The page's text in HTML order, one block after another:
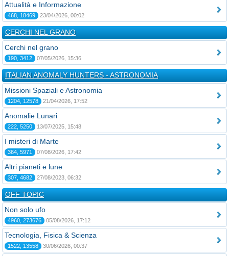
Attualità e Informazione
468, 18469 23/04/2026, 00:02
CERCHI NEL GRANO
Cerchi nel grano
190, 3412 07/05/2026, 15:36
ITALIAN ANOMALY HUNTERS - ASTRONOMIA
Missioni Spaziali e Astronomia
1204, 12578 21/04/2026, 17:52
Anomalie Lunari
222, 5250 13/07/2025, 15:48
I misteri di Marte
364, 5971 07/08/2026, 17:42
Altri pianeti e lune
307, 4682 27/08/2023, 06:32
OFF TOPIC
Non solo ufo
4960, 273676 05/08/2026, 17:12
Tecnologia, Fisica & Scienza
1522, 13558 30/06/2026, 00:37